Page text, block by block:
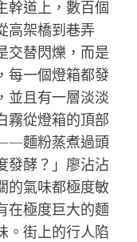
幹道上，數百個
高架橋到巷弄
交替閃爍，而是
每一個燈箱都發
並且有一層淡淡
霧從燈箱的頂部
麵粉蒸煮過頭
發酵？」廖沾沾
的氣味都極度敏
在極度巨大的麵
。街上的行人陷